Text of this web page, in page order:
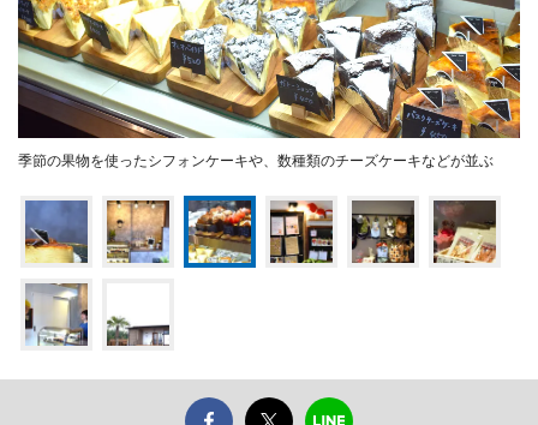
季節の果物を使ったシフォンケーキや、数種類のチーズケーキなどが並ぶ